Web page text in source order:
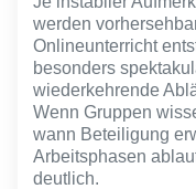
Effekt häufig, weil
wirkt. Dabei sind
Momente oft
überhaupt
werden.
werden
Onlineunterricht
besonders
wiederkehrende
Wenn Gruppen
wann Beteiligung
Arbeitsphasen
deutlich.